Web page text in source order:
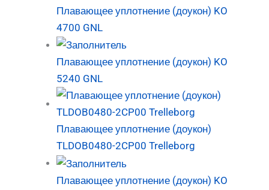
Плавающее уплотнение (доукон) KO
4700 GNL
Плавающее уплотнение (доукон) KO
5240 GNL
Плавающее уплотнение (доукон)
TLDOB0480-2CP00 Trelleborg
Плавающее уплотнение (доукон) KO